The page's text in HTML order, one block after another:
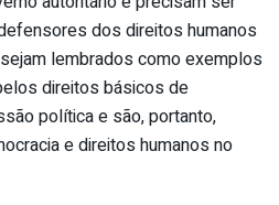
dos direitos humanos
lembrados como exemplos
direitos básicos de
política e são, portanto,
e direitos humanos no